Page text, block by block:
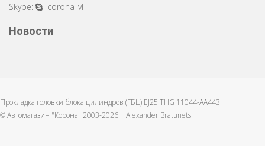
Skype:
corona_vl
Новости
Прокладка головки блока цилиндров (ГБЦ) EJ25 THG 11044-AA443
© Автомагазин "Корона" 2003-2026 | Alexander Bratunets.